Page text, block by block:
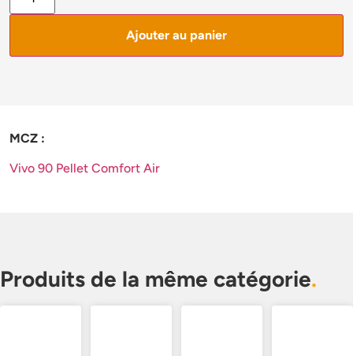
Ajouter au panier
MCZ :
Vivo 90 Pellet Comfort Air
Produits de la même catégorie.